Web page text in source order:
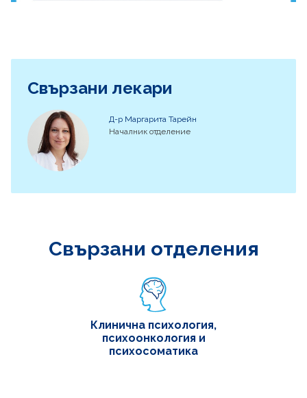
Свързани лекари
Д-р Маргарита Тарейн
Началник отделение
Свързани отделения
Клинична психология,
психоонкология и
психосоматика